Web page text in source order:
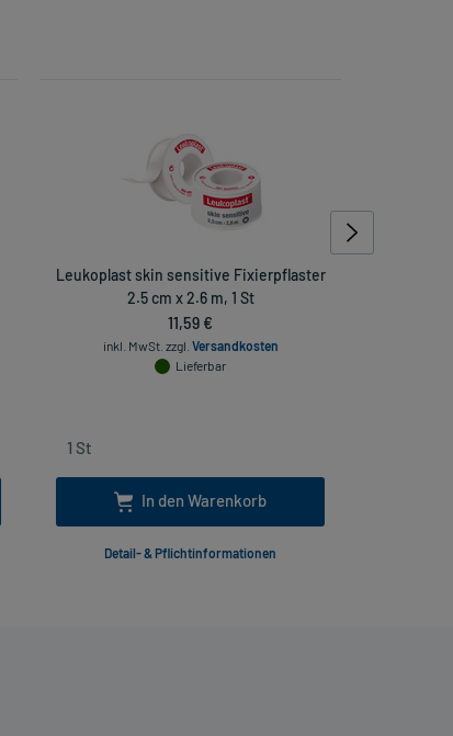
Leukoplast skin sensitive Fixierpflaster
2.5 cm x 2.6 m, 1 St
11,59 €
inkl. MwSt. zzgl. Versandkosten
Lieferbar
In den Warenkorb
Detail- & Pflichtinformationen